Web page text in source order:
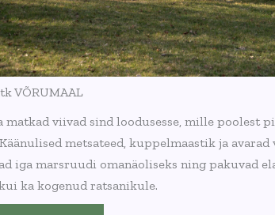
VÕRUMAAL
matkad viivad sind loodusesse, mille poolest
metsateed, kuppelmaastik ja avarad
iga marsruudi omanäoliseks ning pakuvad
ka kogenud ratsanikule.